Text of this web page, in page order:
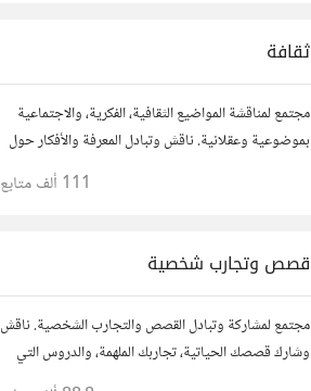
ثقافة
مجتمع لمناقشة المواضيع الثقافية، الفكرية، والاجتماعية
بموضوعية وعقلانية. ناقش وتبادل المعرفة والأفكار حول
111 ألف متابع
قصص وتجارب شخصية
مجتمع لمشاركة وتبادل القصص والتجارب الشخصية. ناقش
وشارك قصصك الحياتية، تجاربك الملهمة، والدروس التي
تعلمتها. شارك تجاربك مع الآخرين، واستفد من قصصهم